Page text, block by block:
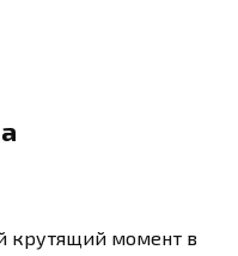
крутящий момент в